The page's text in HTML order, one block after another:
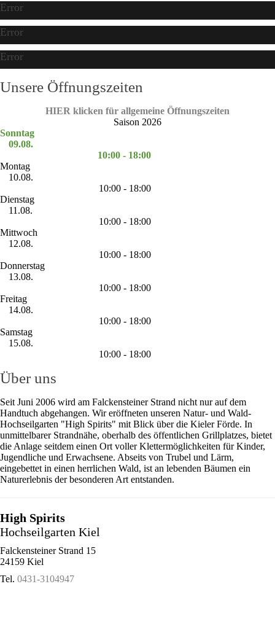
Error
Error
Error
Unsere Öffnungszeiten
HIER klicken für allgemeine Öffnungszeiten
Saison 2026
Sonntag
09.08.
10:00 - 18:00
Montag
10.08.
10:00 - 18:00
Dienstag
11.08.
10:00 - 18:00
Mittwoch
12.08.
10:00 - 18:00
Donnerstag
13.08.
10:00 - 18:00
Freitag
14.08.
10:00 - 18:00
Samstag
15.08.
10:00 - 18:00
Über uns
Seit Juni 2006 wird am Falckensteiner Strand nicht nur auf dem
Handtuch abgehangen. Wir eröffneten unseren Natur- und Wald-
Hochseilgarten "High Spirits" mit Blick über die Kieler Förde. In
unmittelbarer Strandnähe, oberhalb des öffentlichen Grillplatzes, bietet
die Anlage seitdem einen Ort voller Klettermöglichkeiten für Kinder,
Jugendliche und Erwachsene. Abseits von Trubel und Lärm,
eingebettet in einen herrlichen Wald, ist an lebenden Bäumen ein
Naturerlebnis der besonderen Art entstanden.
High Spirits
Hochseilgarten Kiel
Falckensteiner Strand 15
24159 Kiel
Tel. 0431-3104947